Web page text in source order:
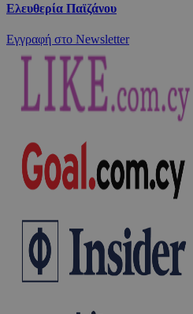
Ελευθερία Παϊζάνου
Εγγραφή στο Newsletter